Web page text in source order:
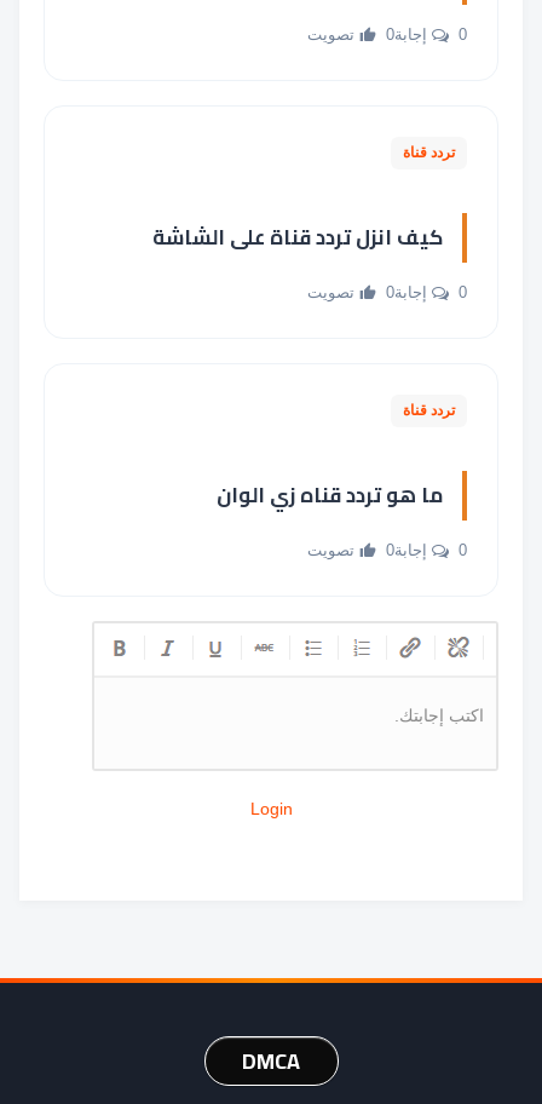
0 إجابة 0 تصويت
تردد قناة
كيف انزل تردد قناة على الشاشة
0 إجابة 0 تصويت
تردد قناة
ما هو تردد قناه زي الوان
0 إجابة 0 تصويت
اكتب إجابتك.
Login
DMCA